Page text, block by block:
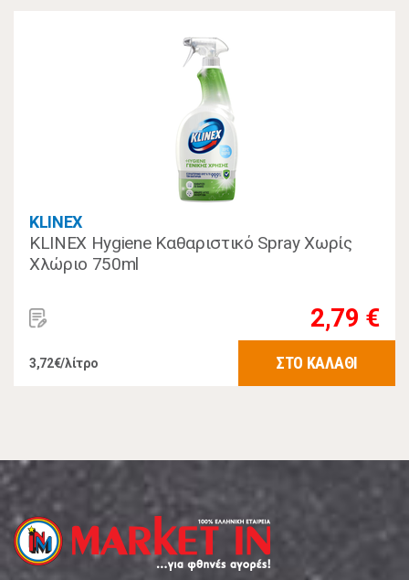
KLINEX
KLINEX Hygiene Kαθαριστικό Spray Χωρίς
Χλώριο 750ml
2,79 €
3,72€/λίτρο ΣΤΟ ΚΑΛΑΘΙ